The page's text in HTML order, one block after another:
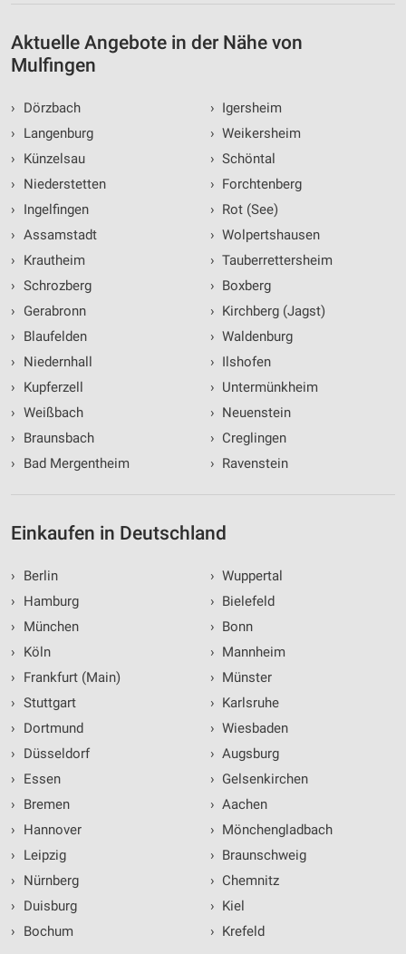
Aktuelle Angebote in der Nähe von
Mulfingen
›
Dörzbach
›
Langenburg
›
Künzelsau
›
Niederstetten
›
Ingelfingen
› Assamstadt
›
Krautheim
› Schrozberg
›
Gerabronn
›
Blaufelden
›
Niedernhall
›
Kupferzell
› Weißbach
›
Braunsbach
›
Bad Mergentheim
› Igersheim
› Weikersheim
› Schöntal
› Forchtenberg
› Rot (See)
› Wolpertshausen
› Tauberrettersheim
› Boxberg
› Kirchberg (Jagst)
› Waldenburg
› Ilshofen
› Untermünkheim
› Neuenstein
› Creglingen
› Ravenstein
Einkaufen in Deutschland
›
Berlin
›
Hamburg
›
München
›
Köln
›
Frankfurt (Main)
› Stuttgart
›
Dortmund
›
Düsseldorf
›
Essen
›
Bremen
›
Hannover
›
Leipzig
›
Nürnberg
›
Duisburg
›
Bochum
› Wuppertal
› Bielefeld
› Bonn
› Mannheim
› Münster
› Karlsruhe
› Wiesbaden
› Augsburg
› Gelsenkirchen
› Aachen
› Mönchengladbach
› Braunschweig
› Chemnitz
› Kiel
› Krefeld